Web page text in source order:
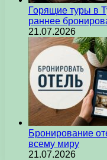
Горящие туры в
раннее
21.07.2026
Бронирование
всему миру
21.07.2026